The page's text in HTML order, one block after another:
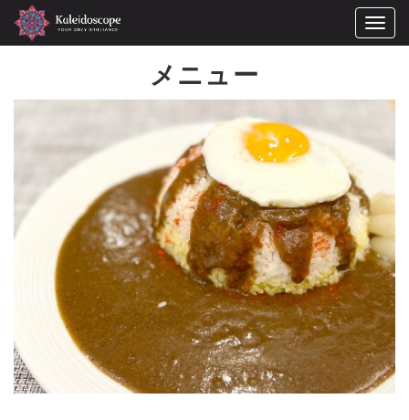
メニュー